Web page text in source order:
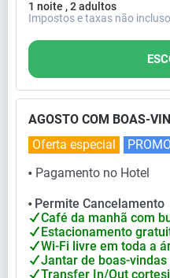
1 noite , 2 adultos
Impostos e taxas não
AGOSTO COM BOAS-
⬤ Pagamento no Hotel
Oferta especial PROMO
⬤
Permite Cancelamento
Café da manhã com
Estacionamento
Wi-Fi livre em toda a
Jantar de boas-
Transfer In/Out